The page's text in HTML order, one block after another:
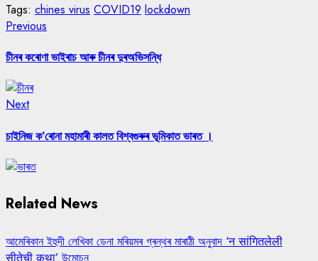
Tags: chines virus COVID19 lockdown
Continue
Reading
Previous
চীনৰ কৰোণা ভাইৰাচ আৰু চীনৰ দুৰঅভিসন্ধি
NextNext
চাইনিজ ক’ৰোনা মহামাৰী কালত বিশ্বগুৰুৰ ভূমিকাত ভাৰত ।
Related News
আমেৰিকান ইহুদী লেখিকা ডেনা মৰিয়মৰ গ্ৰন্থৰ মাৰাঠী অনুবাদ ‘न सांगितलेली